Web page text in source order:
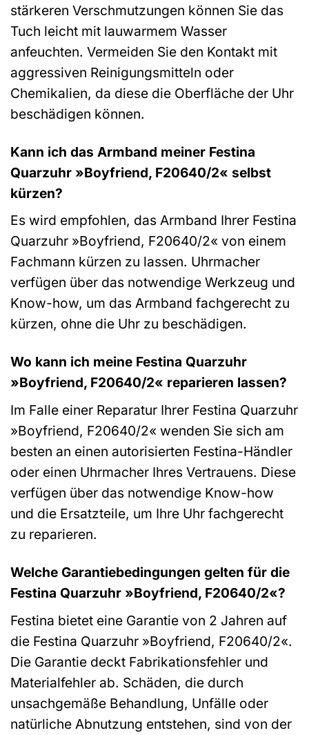
stärkeren Verschmutzungen können Sie das
Tuch leicht mit lauwarmem Wasser
anfeuchten. Vermeiden Sie den Kontakt mit
aggressiven Reinigungsmitteln oder
Chemikalien, da diese die Oberfläche der Uhr
beschädigen können.
Kann ich das Armband meiner Festina
Quarzuhr »Boyfriend, F20640/2« selbst
kürzen?
Es wird empfohlen, das Armband Ihrer Festina
Quarzuhr »Boyfriend, F20640/2« von einem
Fachmann kürzen zu lassen. Uhrmacher
verfügen über das notwendige Werkzeug und
Know-how, um das Armband fachgerecht zu
kürzen, ohne die Uhr zu beschädigen.
Wo kann ich meine Festina Quarzuhr
»Boyfriend, F20640/2« reparieren lassen?
Im Falle einer Reparatur Ihrer Festina Quarzuhr
»Boyfriend, F20640/2« wenden Sie sich am
besten an einen autorisierten Festina-Händler
oder einen Uhrmacher Ihres Vertrauens. Diese
verfügen über das notwendige Know-how
und die Ersatzteile, um Ihre Uhr fachgerecht
zu reparieren.
Welche Garantiebedingungen gelten für die
Festina Quarzuhr »Boyfriend, F20640/2«?
Festina bietet eine Garantie von 2 Jahren auf
die Festina Quarzuhr »Boyfriend, F20640/2«.
Die Garantie deckt Fabrikationsfehler und
Materialfehler ab. Schäden, die durch
unsachgemäße Behandlung, Unfälle oder
natürliche Abnutzung entstehen, sind von der